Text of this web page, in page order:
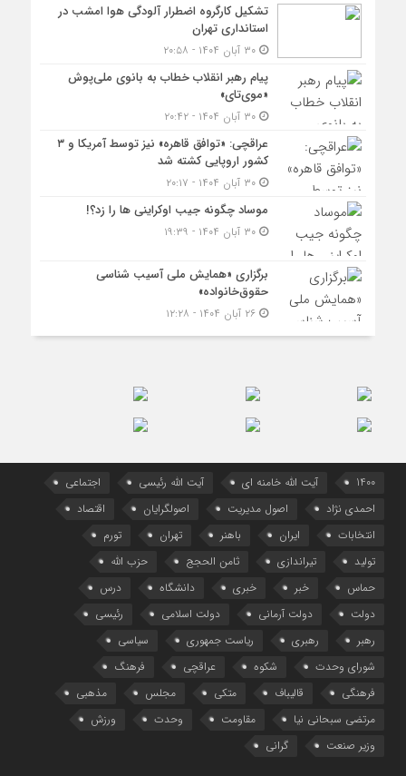
تشکیل کارگروه اضطرار آلودگی هوا امشب در
استانداری تهران
۳۰ آبان ۱۴۰۴ - ۲۰:۵۸
پیام رهبر انقلاب خطاب به بانوی ملی‌پوش
«موی‌تای»
۳۰ آبان ۱۴۰۴ - ۲۰:۴۲
عراقچی: «توافق قاهره» نیز توسط آمریکا و ۳
کشور اروپایی کشته شد
۳۰ آبان ۱۴۰۴ - ۲۰:۱۷
موساد چگونه جیب اوکراینی ها را زد؟!
۳۰ آبان ۱۴۰۴ - ۱۹:۳۹
برگزاری «همایش ملی آسیب شناسی
حقوق‌خانواده»
۲۶ آبان ۱۴۰۴ - ۱۲:۲۸
1400 آیت الله خامنه ای آیت الله رئیسی
اجتماعی
احمدی نژاد
اصول مدیریت اصولگرایان
اقتصاد
انتخابات
ایران باهنر تهران
تورم
تولید
تیراندازی ثامن الحجج
حزب الله
حماس
خبر خبری دانشگاه
درس
دولت
دولت آرمانی دولت اسلامی
رئیسی
رهبر
رهبری ریاست جمهوری
سیاسی
شورای وحدت
شکوه عراقچی
فرهنگ
فرهنگی
قالیباف متکی مجلس
مذهبی
مرتضی سبحانی نیا
مقاومت وحدت
ورزش
وزیر صنعت
گرانی